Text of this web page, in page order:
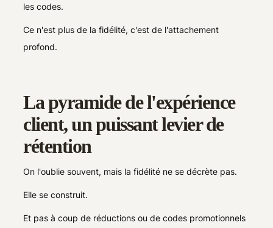
les codes.
Ce n'est plus de la fidélité, c'est de l'attachement
profond.
La pyramide de l'expérience
client, un puissant levier de
rétention
On l'oublie souvent, mais la fidélité ne se décrète pas.
Elle se construit.
Et pas à coup de réductions ou de codes promotionnels